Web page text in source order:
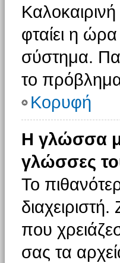
φταίει η
σύστημα.
το
Κορυφή
Η γλώσσα
γλώσσες
Το
που
σας τα